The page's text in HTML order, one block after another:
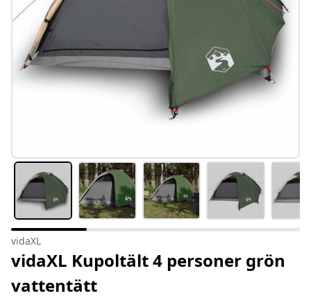
vidaXL
vidaXL Kupoltält 4 personer grön
vattentätt